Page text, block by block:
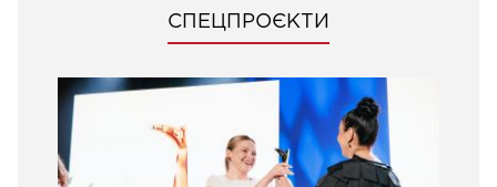
СПЕЦПРОЄКТИ